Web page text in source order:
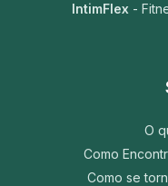
IntimFlex -
O
Como
Como se